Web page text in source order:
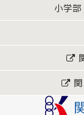
小学部